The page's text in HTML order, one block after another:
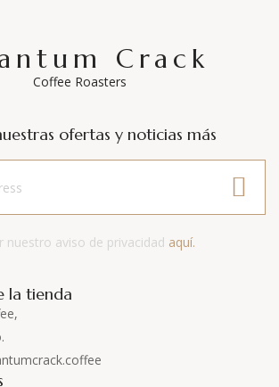
Crack
Coffee Roasters
ofertas y noticias más
nuestro aviso de privacidad aquí.
la tienda